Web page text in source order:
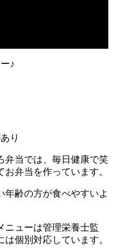
♪
り
弁当では、毎日健康で笑
弁当を作っています。
年齢の方が食べやすいよ
ニューは管理栄養士監
個別対応しています。